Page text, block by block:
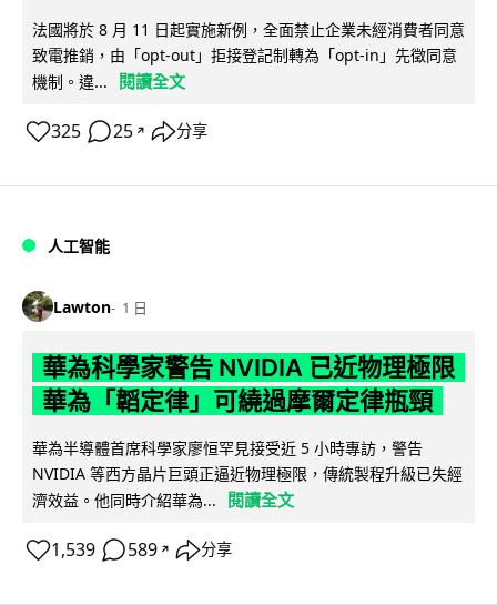
法國將於 8 月 11 日起實施新例，全面禁止企業未經消費者同意
致電推銷，由「opt-out」拒接登記制轉為「opt-in」先徵同意
機制。違...
閱讀全文
325 25 ↗ 分享
人工智能
Lawton 1 日
華為科學家警告 NVIDIA 已近物理極限
華為「韜定律」可繞過摩爾定律瓶頸
華為半導體首席科學家廖恒罕見接受近 5 小時專訪，警告
NVIDIA 等西方晶片巨頭正逼近物理極限，傳統製程升級已失經
濟效益。他同時介紹華為...
閱讀全文
1,539 589 ↗ 分享